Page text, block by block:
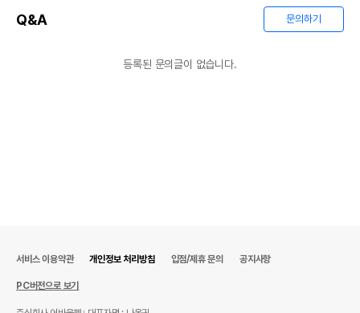
Q&A 문의하기
등록된 문의글이 없습니다.
서비스 이용약관 개인정보 처리방침 입점/제휴 문의 공지사항
PC버전으로 보기